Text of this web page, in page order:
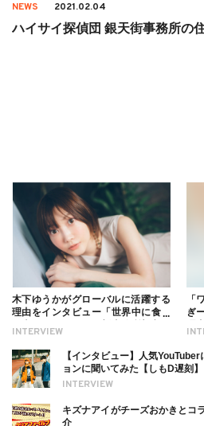
NEWS 2021.02.04
ハイサイ探偵団 銀天街事務所の
INTERVIEW
木下ゆうかがグローバルに活躍する
理由をインタビュー「世界中に食べ
ついても
「
ぎ
INTERVIEW
【インタビュー】人気
ョンに聞いてみた【しもD遅刻】
キズナアイがチーズおかきとコ
介